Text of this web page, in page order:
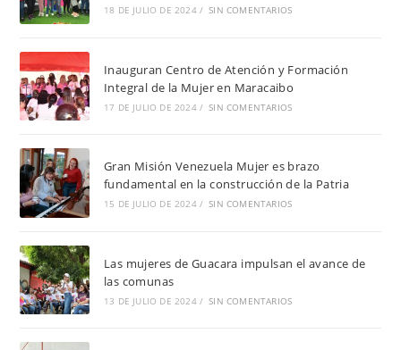
18 DE JULIO DE 2024 / SIN COMENTARIOS
Inauguran Centro de Atención y Formación
Integral de la Mujer en Maracaibo
17 DE JULIO DE 2024 / SIN COMENTARIOS
Gran Misión Venezuela Mujer es brazo
fundamental en la construcción de la Patria
15 DE JULIO DE 2024 / SIN COMENTARIOS
Las mujeres de Guacara impulsan el avance de
las comunas
13 DE JULIO DE 2024 / SIN COMENTARIOS